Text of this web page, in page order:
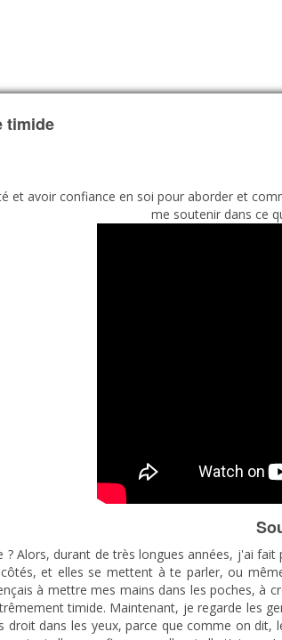
timide
et avoir confiance en soi pour aborder et
me soutenir dans ce
extrêmement moche – je sais, ça fait pas très « discours de la compassion », mais c'est pour expliquer les choses plus clairement. Est-ce que tu te souviens de la dernière fois que tu as rencontré une personne que tu considérais vraiment horrible sur un aspect extérieur ? Tu t'es dit, mais jamais je ne t’embrasserai, même sur la joue. Tu t'en souviens de cette fois ? Est-ce que tu étais timide à côté de cette personne ? Je ne pense pas. Maintenant, souviens-toi de la dernière fois que tu as voulu parler à un ou une inconnu.e que tu trouvais juste sublime, et au final, tu es resté à ta place, parce que tu n'as pas osé, tu étais trop timide. Tu n'as pas osé t'exprimer, tu n'as même pas osé marcher dans sa direction. Pourquoi ? Parce que tu l'as trop valorisée ! Tu as mis cette personne sur un piédestal, et par ce fait, toi, on ne te voyait plus. Tu as disparu. Valorise-toi ! Cette personne n'est en rien différente de toi, et le jour où tu le comprendras, la timidité disparaitra. Donc, dès lors que tu valorises une personne par rapport à qui tu es, tu penses qu'elle est supérieure à toi, que ce soit sur un plan physique, un plan financier, culturel, spirituel, émotionnel, sportif... Dès que tu valorises trop une personne, tu as tendance à avoir cette timidité qui émerge en toi. Donc la technique la plus efficace selon moi, c'est de mettre les gens au même niveau, il faut les regarder droit dans les yeux. Non pas en haut, comme ça, non pas en bas, droit dans les yeux, et voir le reflet de leur âme. Donc s'il te plait, ne le fais pas avec moi. C'est pas cool quand même. Mais dans l'idéal, dès que tu ne te sens pas à l'aise et que tu regardes une personne, visualise-la pendant juste quelques secondes sur les toilettes. Je peux t'assurer que tu as l'impression qu'on... On est pareils. Tous les matins, on va faire la même chose. Que tes toilettes elles soient en extérieur ou en intérieur, on fait la même chose. On fait plusieurs fois la même chose, plusieurs fois par jour. Visualise-le, la prochaine fois. Aussi bizarre que cette technique puisse te paraître, dès lors que tu mets cette personne au même niveau que toi, la timidité disparaît instantanément. Donc on a tous les mêmes besoins ! On a tous notre propre histoire à accomplir, et ce n'est pas parce qu'une personne est plus belle que toi extérieurement – parce que déjà, pour commencer, cela reste ta propre perception des choses – même si, admettons, sur un groupe de 10 individus, les 10 sont d'accord (cette personne est extrêmement belle par rapport à toi, par rapport à